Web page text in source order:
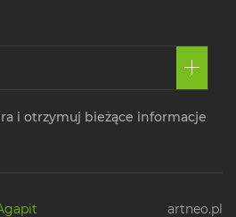
i otrzymuj bieżące informacje
artneo.pl